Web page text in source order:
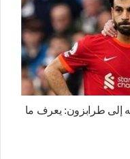
إلى طرابزون: يعرف ما